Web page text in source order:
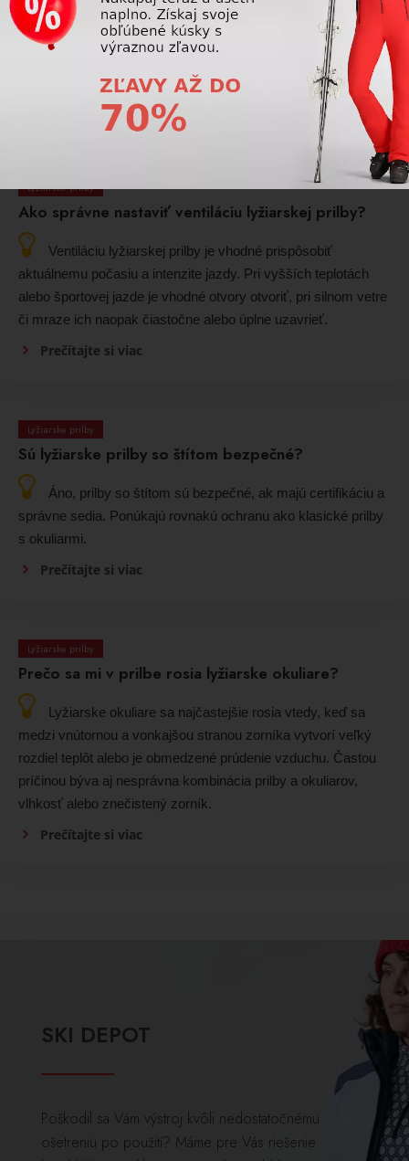
Pri výbere lyžiarskej prilby dbajte na správnu veľkosť,
pohodlné usadenie a certifikovanú ochranu. Dôležitá je aj
ventilácia, kompatibilita s okuliarmi a ľahká, odolná konštrukcia
pre bezpečie a komfort na svahu.
Prečítajte si viac
Lyžiarske prilby
Ako správne nastaviť ventiláciu lyžiarskej prilby?
Ventiláciu lyžiarskej prilby je vhodné prispôsobiť
aktuálnemu počasiu a intenzite jazdy. Pri vyšších teplotách
alebo športovej jazde je vhodné otvory otvoriť, pri silnom vetre
či mraze ich naopak čiastočne alebo úplne uzavrieť.
Prečítajte si viac
Lyžiarske prilby
Sú lyžiarske prilby so štítom bezpečné?
Áno, prilby so štítom sú bezpečné, ak majú certifikáciu a
správne sedia. Ponúkajú rovnakú ochranu ako klasické prilby
s okuliarmi.
Prečítajte si viac
Lyžiarske prilby
Prečo sa mi v prilbe rosia lyžiarske okuliare?
Lyžiarske okuliare sa najčastejšie rosia vtedy, keď sa
medzi vnútornou a vonkajšou stranou zorníka vytvorí veľký
rozdiel teplôt alebo je obmedzené prúdenie vzduchu. Častou
príčinou býva aj nesprávna kombinácia prilby a okuliarov,
vlhkosť alebo znečistený zorník.
Prečítajte si viac
SKI DEPOT
Poškodil sa Vám výstroj kvôli nedostatočnému
ošetreniu po použití? Máme pre Vás riešenie